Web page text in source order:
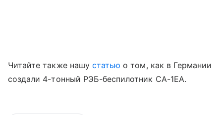
Читайте также нашу статью о том, как в Германии
создали 4-тонный РЭБ-беспилотник CA-1EA.